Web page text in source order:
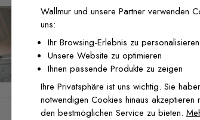
Wallmur und unsere Partner verwenden
uns:
Ihr Browsing-Erlebnis zu personalisieren
Unsere Website zu optimieren
Ihnen passende Produkte zu zeigen
Ihre Privatsphäre ist uns wichtig. Sie
notwendigen Cookies hinaus akzeptieren
den bestmöglichen Service zu bieten.